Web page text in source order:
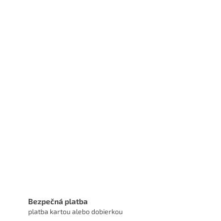
Bezpečná platba
platba kartou alebo dobierkou